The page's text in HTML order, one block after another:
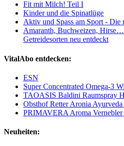
Fit mit Milch! Teil I
Kinder und die Spinatlüge
Aktiv und Spass am Sport -
Amaranth, Buchweizen,
Getreidesorten neu entdeckt
VitalAbo entdecken:
ESN
Super Concentrated Omega-3
TAOASIS Baldini Raumspray
Obsthof Retter Aronia
PRIMAVERA Aroma Vernebler
Neuheiten: